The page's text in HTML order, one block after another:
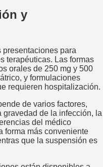
y
para
terapéuticas. Las formas
orales de 250 mg y 500
y formulaciones
requieren hospitalización.
de varios factores,
de la infección, la
del médico
forma más conveniente
que la suspensión es